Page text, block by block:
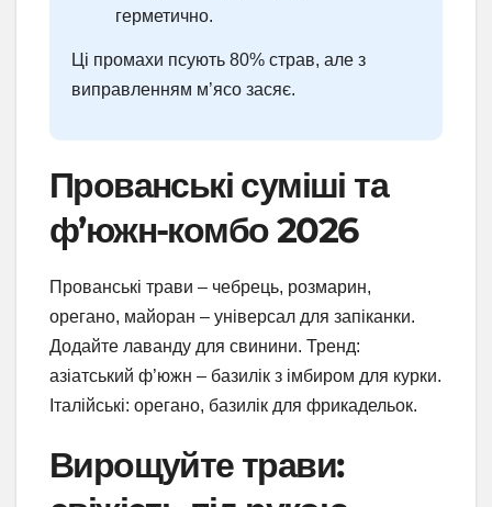
герметично.
Ці промахи псують 80% страв, але з
виправленням м’ясо засяє.
Прованські суміші та
ф’южн-комбо 2026
Прованські трави – чебрець, розмарин,
орегано, майоран – універсал для запіканки.
Додайте лаванду для свинини. Тренд:
азіатський ф’южн – базилік з імбиром для курки.
Італійські: орегано, базилік для фрикадельок.
Вирощуйте трави: